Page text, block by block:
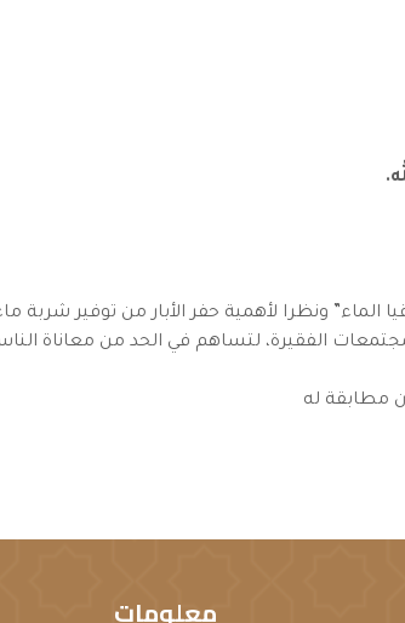
الماء” ونظرا لأهمية حفر الأبار من توفير
الفقيرة، لتساهم في الحد من معاناة
مطابقة له
معلومات